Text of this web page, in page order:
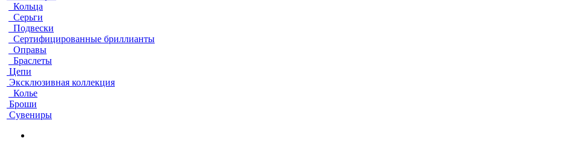
Кольца
Серьги
Подвески
Сертифицированные бриллианты
Оправы
Браслеты
Цепи
Эксклюзивная коллекция
Колье
Броши
Сувениры